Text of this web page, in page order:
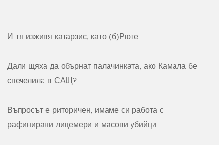
И тя изживя катарзис, като (б)Рюте.
Дали щяха да обърнат палачинката, ако Камала бе
спечелила в САЩ?
Въпросът е риторичен, имаме си работа с
рафинирани лицемери и масови убийци.